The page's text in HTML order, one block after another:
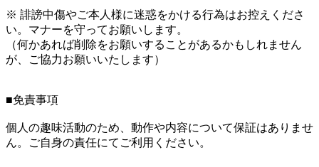
※ 誹謗中傷やご本人様に迷惑をかける行為はお控えくださ
い。マナーを守ってお願いします。
（何かあれば削除をお願いすることがあるかもしれません
が、ご協力お願いいたします）
■免責事項
個人の趣味活動のため、動作や内容について保証はありませ
ん。ご自身の責任にてご利用ください。